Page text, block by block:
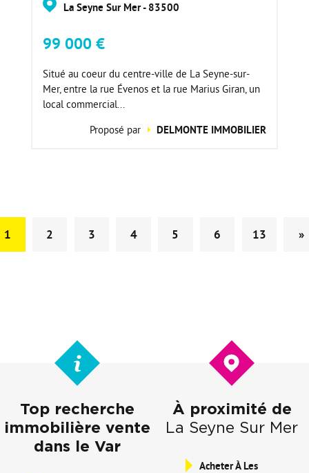
La Seyne Sur Mer - 83500
99 000 €
Situé au coeur du centre-ville de La Seyne-sur-
Mer, entre la rue Évenos et la rue Marius Giran, un
local commercial...
Proposé par
DELMONTE IMMOBILIER
1 2 3 4 5 6 13 »
Top recherche
immobilière vente
dans le Var
À proximité de
La Seyne Sur Mer
Acheter À Les